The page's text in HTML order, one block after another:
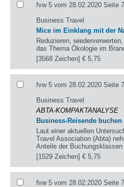
fvw 5 vom 28.02.2020 Seite
Business Travel
Mice im Einklang mit der
Reduzieren,
das Thema Ökologie im
[3568 Zeichen]€ 5,75
fvw 5 vom 28.02.2020 Seite
Business Travel
ABTA-KOMPAKTANALYSE
Business-Reisende
Laut einer aktuellen
Travel Association (Abta)
Anteile der
[1529 Zeichen]€ 5,75
fvw 5 vom 28.02.2020 Seite